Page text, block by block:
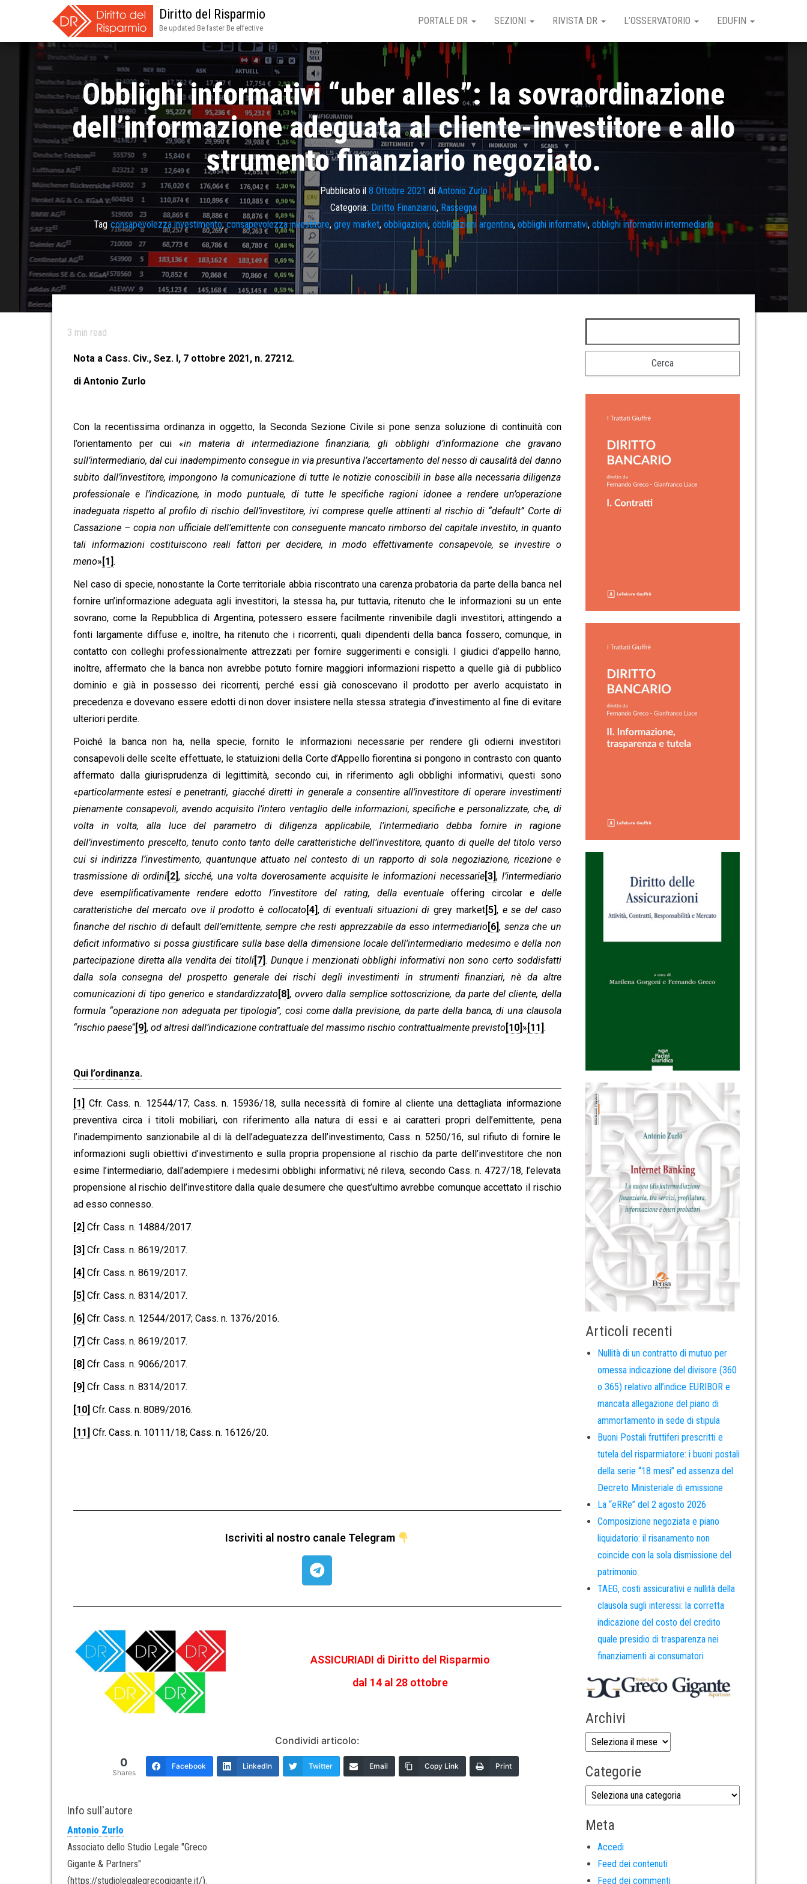
Diritto del Risparmio
Be updated Be faster Be effective
PORTALE DR SEZIONI RIVISTA DR L’OSSERVATORIO EDUFIN
Obblighi informativi “uber alles”: la sovraordinazione
dell’informazione adeguata al cliente-investitore e allo
strumento finanziario negoziato.
Pubblicato il 8 Ottobre 2021 di Antonio Zurlo
Categoria: Diritto Finanziario, Rassegna
Tag consapevolezza investimento,consapevolezza investitore, grey market, obbligazioni, obbligazioni argentina, obblighi informativi, obblighi informativi intermediario
3 min read
Nota a Cass. Civ., Sez. I, 7 ottobre 2021, n. 27212.
di Antonio Zurlo
Con la recentissima ordinanza in oggetto, la Seconda Sezione Civile si pone senza soluzione di continuità con
l’orientamento per cui «in materia di intermediazione finanziaria, gli obblighi d’informazione che gravano
sull’intermediario, dal cui inadempimento consegue in via presuntiva l’accertamento del nesso di causalità del danno
subito dall’investitore, impongono la comunicazione di tutte le notizie conoscibili in base alla necessaria diligenza
professionale e l’indicazione, in modo puntuale, di tutte le specifiche ragioni idonee a rendere un’operazione
inadeguata rispetto al profilo di rischio dell’investitore, ivi comprese quelle attinenti al rischio di “default” Corte di
Cassazione – copia non ufficiale dell’emittente con conseguente mancato rimborso del capitale investito, in quanto
tali informazioni costituiscono reali fattori per decidere, in modo effettivamente consapevole, se investire o
meno» [1].
Nel caso di specie, nonostante la Corte territoriale abbia riscontrato una carenza probatoria da parte della banca nel
fornire un’informazione adeguata agli investitori, la stessa ha, pur tuttavia, ritenuto che le informazioni su un ente
sovrano, come la Repubblica di Argentina, potessero essere facilmente rinvenibile dagli investitori, attingendo a
fonti largamente diffuse e, inoltre, ha ritenuto che i ricorrenti, quali dipendenti della banca fossero, comunque, in
contatto con colleghi professionalmente attrezzati per fornire suggerimenti e consigli. I giudici d’appello hanno,
inoltre, affermato che la banca non avrebbe potuto fornire maggiori informazioni rispetto a quelle già di pubblico
dominio e già in possesso dei ricorrenti, perché essi già conoscevano il prodotto per averlo acquistato in
precedenza e dovevano essere edotti di non dover insistere nella stessa strategia d’investimento al fine di evitare
ulteriori perdite.
Poiché la banca non ha, nella specie, fornito le informazioni necessarie per rendere gli odierni investitori
consapevoli delle scelte effettuate, le statuizioni della Corte d’Appello fiorentina si pongono in contrasto con quanto
affermato dalla giurisprudenza di legittimità, secondo cui, in riferimento agli obblighi informativi, questi sono
«particolarmente estesi e penetranti, giacché diretti in generale a consentire all’investitore di operare investimenti
pienamente consapevoli, avendo acquisito l’intero ventaglio delle informazioni, specifiche e personalizzate, che, di
volta in volta, alla luce del parametro di diligenza applicabile, l’intermediario debba fornire in ragione
dell’investimento prescelto, tenuto conto tanto delle caratteristiche dell’investitore, quanto di quelle del titolo verso
cui si indirizza l’investimento, quantunque attuato nel contesto di un rapporto di sola negoziazione, ricezione e
trasmissione di ordini[2],sicché, una volta doverosamente acquisite le informazioni necessarie[3], l’intermediario
deve esemplificativamente rendere edotto l’investitore del rating, della eventualeoffering circolare delle
caratteristiche del mercato ove il prodotto è collocato [4],di eventuali situazioni di grey market[5], e se del caso
finanche del rischio di default dell’emittente, sempre che resti apprezzabile da esso intermediario [6], senza che un
deficit informativo si possa giustificare sulla base della dimensione locale dell’intermediario medesimo e della non
partecipazione diretta alla vendita dei titoli[7]. Dunque i menzionati obblighi informativi non sono certo soddisfatti
dalla sola consegna del prospetto generale dei rischi degli investimenti in strumenti finanziari, nè da altre
comunicazioni di tipo generico e standardizzato [8], ovvero dalla semplice sottoscrizione, da parte del cliente, della
formula “operazione non adeguata per tipologia”, così come dalla previsione, da parte della banca, di una clausola
“rischio paese“[9], od altresì dall’indicazione contrattuale del massimo rischio contrattualmente previsto [10] » [11].
Qui l’ordinanza.
[1] Cfr. Cass. n. 12544/17; Cass. n. 15936/18, sulla necessità di fornire al cliente una dettagliata informazione
preventiva circa i titoli mobiliari, con riferimento alla natura di essi e ai caratteri propri dell’emittente, pena
l’inadempimento sanzionabile al di là dell’adeguatezza dell’investimento; Cass. n. 5250/16, sul rifiuto di fornire le
informazioni sugli obiettivi d’investimento e sulla propria propensione al rischio da parte dell’investitore che non
esime l’intermediario, dall’adempiere i medesimi obblighi informativi; né rileva, secondo Cass. n. 4727/18, l’elevata
propensione al rischio dell’investitore dalla quale desumere che quest’ultimo avrebbe comunque accettato il rischio
ad esso connesso.
[2] Cfr. Cass. n. 14884/2017.
[3] Cfr. Cass. n. 8619/2017.
[4] Cfr. Cass. n. 8619/2017.
[5] Cfr. Cass. n. 8314/2017.
[6] Cfr. Cass. n. 12544/2017; Cass. n. 1376/2016.
[7] Cfr. Cass. n. 8619/2017.
[8] Cfr. Cass. n. 9066/2017.
[9] Cfr. Cass. n. 8314/2017.
[10] Cfr. Cass. n. 8089/2016.
[11] Cfr. Cass. n. 10111/18; Cass. n. 16126/20.
Iscriviti al nostro canale Telegram
ASSICURIADI di Diritto del Risparmio
dal 14 al 28 ottobre
Condividi articolo:
0
Shares
Facebook LinkedIn Twitter Email Copy Link Print
Info sull'autore
Antonio Zurlo
Associato dello Studio Legale "Greco
Gigante & Partners"
(https://studiolegalegrecogigante.it/).
Articoli recenti
Nullità di un contratto di mutuo per
omessa indicazione del divisore (360
o 365) relativo all’indice EURIBOR e
mancata allegazione del piano di
ammortamento in sede di stipula
Buoni Postali fruttiferi prescritti e
tutela del risparmiatore: i buoni postali
della serie “18 mesi” ed assenza del
Decreto Ministeriale di emissione
La “eRRe” del 2 agosto 2026
Composizione negoziata e piano
liquidatorio: il risanamento non
coincide con la sola dismissione del
patrimonio
TAEG, costi assicurativi e nullità della
clausola sugli interessi: la corretta
indicazione del costo del credito
quale presidio di trasparenza nei
finanziamenti ai consumatori
Archivi
Categorie
Meta
Accedi
Feed dei contenuti
Feed dei commenti